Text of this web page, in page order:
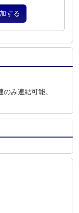
する
み連結可能。